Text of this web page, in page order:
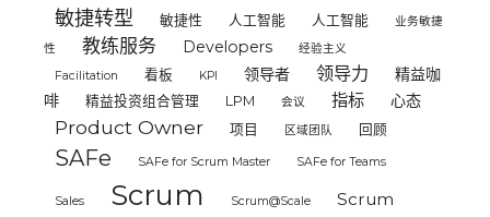
敏捷转型 敏捷性 人工智能 人工智能
业务敏捷
性
教练服务 Developers
经验主义
Facilitation
看板 KPI 领导者 领导力
精益咖
啡
精益投资组合管理 LPM 会议 指标 心态
Product Owner 项目 区域团队 回顾
SAFe SAFe for Scrum Master SAFe for Teams
Sales Scrum Scrum@Scale
Scrum